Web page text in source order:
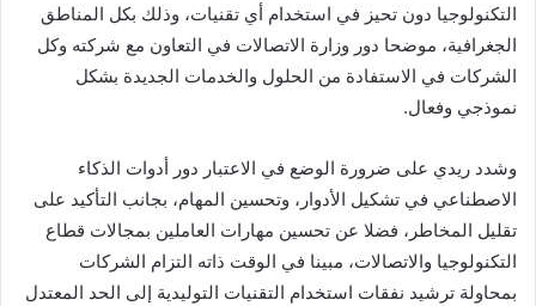
التكنولوجيا دون تحيز في استخدام أي تقنيات، وذلك بكل المناطق
الجغرافية، موضحا دور وزارة الاتصالات في التعاون مع شركته وكل
الشركات في الاستفادة من الحلول والخدمات الجديدة بشكل
نموذجي وفعال.
وشدد ريدي على ضرورة الوضع في الاعتبار دور أدوات الذكاء
الاصطناعي في تشكيل الأدوار، وتحسين المهام، بجانب التأكيد على
تقليل المخاطر، فضلا عن تحسين مهارات العاملين بمجالات قطاع
التكنولوجيا والاتصالات، مبينا في الوقت ذاته التزام الشركات
بمحاولة ترشيد نفقات استخدام التقنيات التوليدية إلى الحد المعتدل